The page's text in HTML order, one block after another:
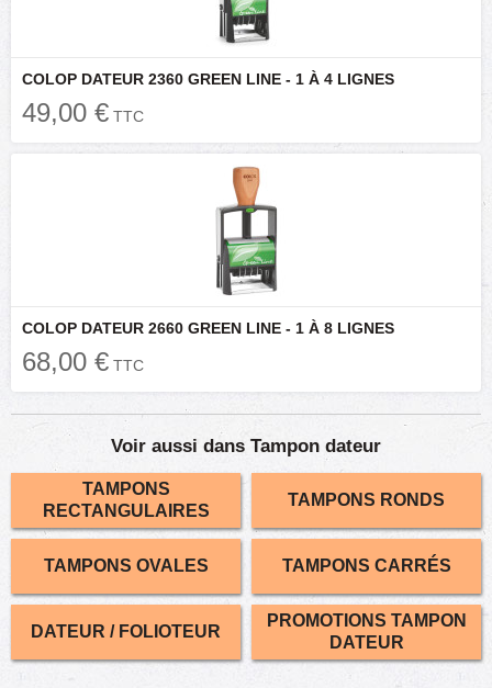
COLOP DATEUR 2360 GREEN LINE - 1 À 4 LIGNES
49,00 € TTC
COLOP DATEUR 2660 GREEN LINE - 1 À 8 LIGNES
68,00 € TTC
Voir aussi dans Tampon dateur
TAMPONS
RECTANGULAIRES
TAMPONS RONDS
TAMPONS OVALES TAMPONS CARRÉS
DATEUR / FOLIOTEUR
PROMOTIONS TAMPON
DATEUR